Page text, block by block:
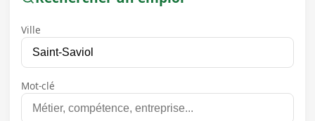
Ville
Mot-clé